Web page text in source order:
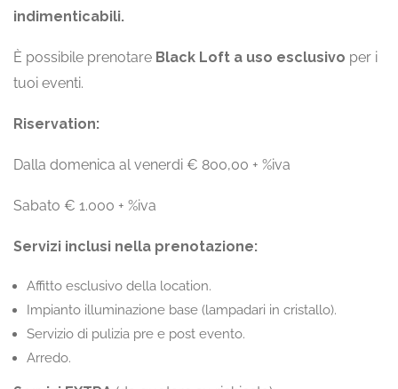
indimenticabili.
È possibile prenotare Black Loft a uso esclusivo per i
tuoi eventi.​​
Riservation:
Dalla domenica al venerdi € 800,00 + %iva​
Sabato € 1.000 + %iva​​
Servizi inclusi nella prenotazione:
Affitto esclusivo della location.​
Impianto illuminazione base (lampadari in cristallo).​
Servizio di pulizia pre e post evento.​
Arredo.​